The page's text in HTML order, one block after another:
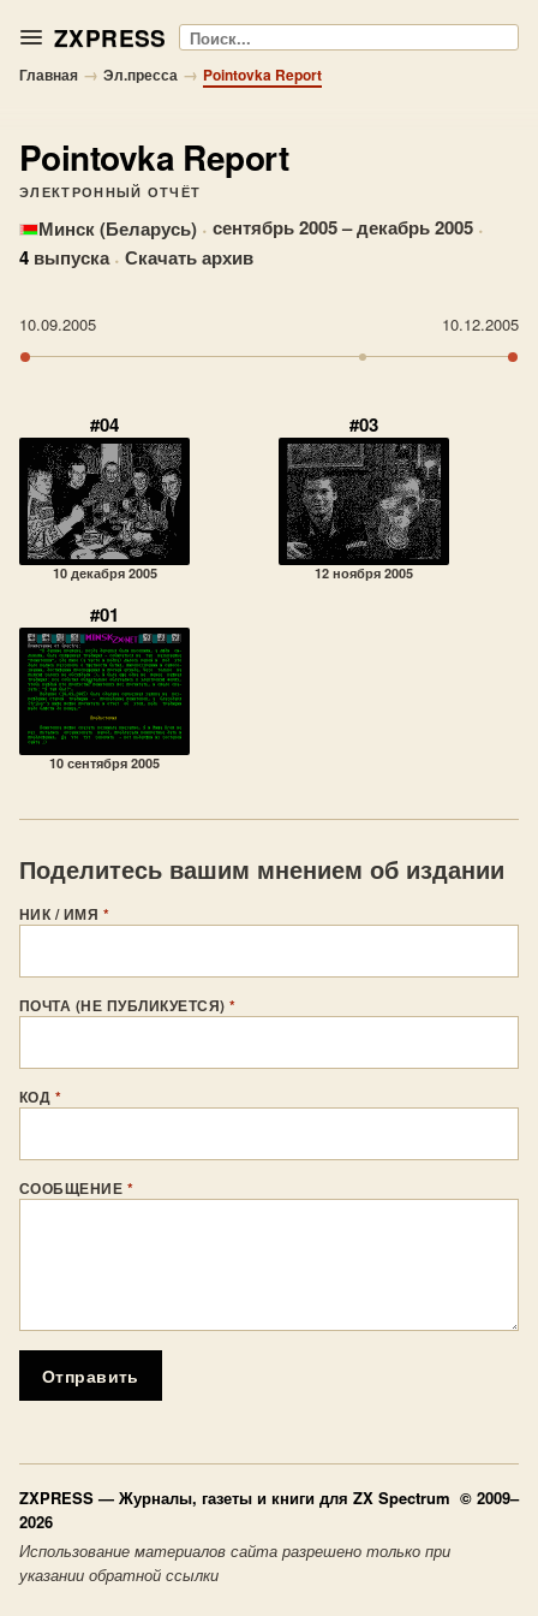
ZXPRESS Поиск
Главная → Эл.пресса → Pointovka Report
Pointovka Report
ЭЛЕКТРОННЫЙ ОТЧЁТ
Минск (Беларусь) · сентябрь 2005 – декабрь 2005 ·
4 выпуска · Скачать архив
10.09.2005 10.12.2005
#04
10 декабря 2005
#03
12 ноября 2005
#01
10 сентября 2005
Поделитесь вашим мнением об издании
НИК / ИМЯ *
ПОЧТА (НЕ ПУБЛИКУЕТСЯ)*
КОД *
СООБЩЕНИЕ *
Отправить
ZXPRESS — Журналы, газеты и книги для ZX Spectrum © 2009–
2026
Использование материалов сайта разрешено только при
указании обратной ссылки